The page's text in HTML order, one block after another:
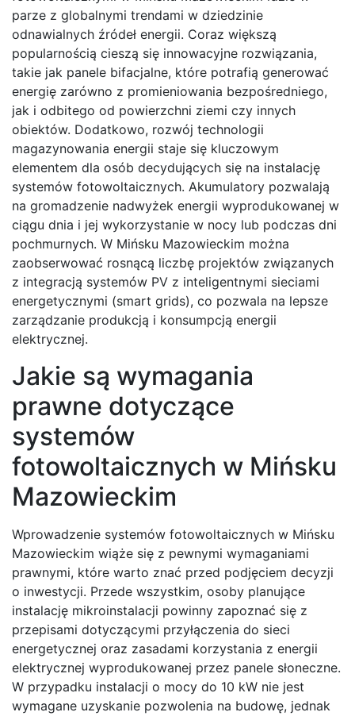
parze z globalnymi trendami w dziedzinie
odnawialnych źródeł energii. Coraz większą
popularnością cieszą się innowacyjne rozwiązania,
takie jak panele bifacjalne, które potrafią generować
energię zarówno z promieniowania bezpośredniego,
jak i odbitego od powierzchni ziemi czy innych
obiektów. Dodatkowo, rozwój technologii
magazynowania energii staje się kluczowym
elementem dla osób decydujących się na instalację
systemów fotowoltaicznych. Akumulatory pozwalają
na gromadzenie nadwyżek energii wyprodukowanej w
ciągu dnia i jej wykorzystanie w nocy lub podczas dni
pochmurnych. W Mińsku Mazowieckim można
zaobserwować rosnącą liczbę projektów związanych
z integracją systemów PV z inteligentnymi sieciami
energetycznymi (smart grids), co pozwala na lepsze
zarządzanie produkcją i konsumpcją energii
elektrycznej.
Jakie są wymagania
prawne dotyczące
systemów
fotowoltaicznych w Mińsku
Mazowieckim
Wprowadzenie systemów fotowoltaicznych w Mińsku
Mazowieckim wiąże się z pewnymi wymaganiami
prawnymi, które warto znać przed podjęciem decyzji
o inwestycji. Przede wszystkim, osoby planujące
instalację mikroinstalacji powinny zapoznać się z
przepisami dotyczącymi przyłączenia do sieci
energetycznej oraz zasadami korzystania z energii
elektrycznej wyprodukowanej przez panele słoneczne.
W przypadku instalacji o mocy do 10 kW nie jest
wymagane uzyskanie pozwolenia na budowę, jednak